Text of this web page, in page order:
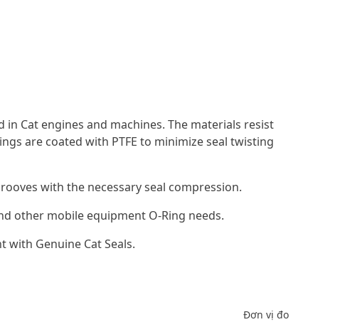
Cat engines and machines. The materials resist
are coated with PTFE to minimize seal twisting
with the necessary seal compression.
other mobile equipment O-Ring needs.
Genuine Cat Seals.
Đơn vị đo